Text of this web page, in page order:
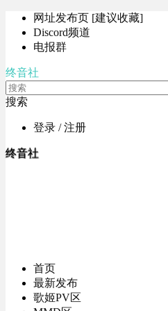
网址发布页 [建议收藏]
Discord频道
电报群
终音社
搜索
登录 / 注册
终音社
首页
最新发布
歌姬PV区